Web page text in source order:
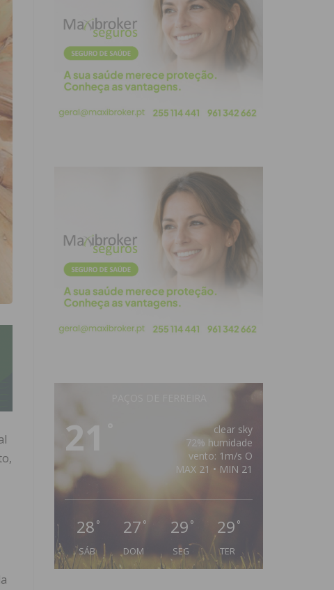
21
clear sky
72% humidade
vento: 1m/s O
MAX 21 • MIN 21
28 °
SÁB
27 °
DOM
29 °
SEG
29 °
TER